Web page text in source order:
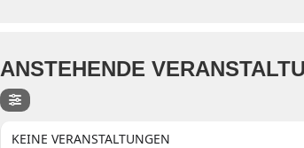
ANSTEHENDE
KEINE VERANSTALTUNGEN